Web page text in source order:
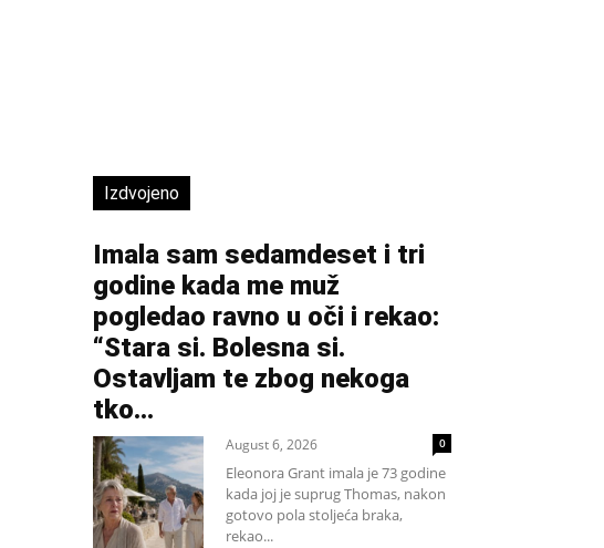
Izdvojeno
Imala sam sedamdeset i tri
godine kada me muž
pogledao ravno u oči i rekao:
“Stara si. Bolesna si.
Ostavljam te zbog nekoga
tko...
August 6, 2026 0
Eleonora Grant imala je 73 godine
kada joj je suprug Thomas, nakon
gotovo pola stoljeća braka,
rekao...